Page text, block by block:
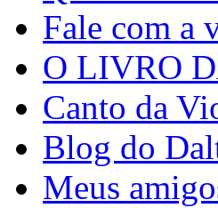
Fale com a
O LIVRO
Canto da
Blog do
Meus